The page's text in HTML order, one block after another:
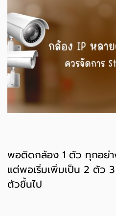
พอติดกล้อง 1 ตัว ทุกอย่
แต่พอเริ่มเพิ่มเป็น 2 ตัว
ตัวขึ้นไป